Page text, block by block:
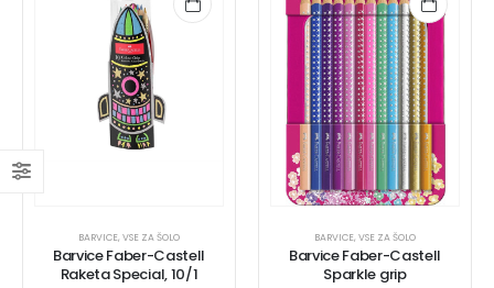
BARVICE, VSE ZA ŠOLO
Barvice Faber-Castell
Raketa Special, 10/1
BARVICE, VSE ZA ŠOLO
Barvice Faber-Castell
Sparkle grip